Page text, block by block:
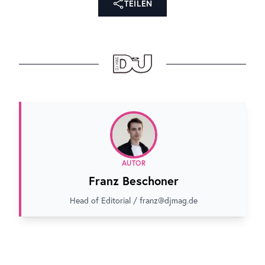
TEILEN
AUTOR
Franz Beschoner
Head of Editorial / franz@djmag.de